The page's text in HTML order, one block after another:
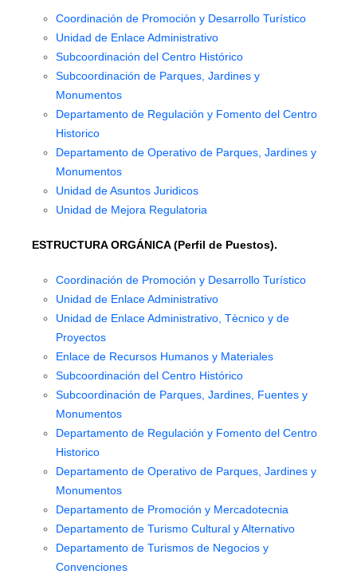
Coordinación de Promoción y Desarrollo Turístico
Unidad de Enlace Administrativo
Subcoordinación del Centro Histórico
Subcoordinación de Parques, Jardines y
Monumentos
Departamento de Regulación y Fomento del Centro
Historico
Departamento de Operativo de Parques, Jardines y
Monumentos
Unidad de Asuntos Juridicos
Unidad de Mejora Regulatoria
ESTRUCTURA ORGÁNICA (Perfil de Puestos).
Coordinación de Promoción y Desarrollo Turístico
Unidad de Enlace Administrativo
Unidad de Enlace Administrativo, Tècnico y de
Proyectos
Enlace de Recursos Humanos y Materiales
Subcoordinación del Centro Histórico
Subcoordinación de Parques, Jardines, Fuentes y
Monumentos
Departamento de Regulación y Fomento del Centro
Historico
Departamento de Operativo de Parques, Jardines y
Monumentos
Departamento de Promoción y Mercadotecnia
Departamento de Turismo Cultural y Alternativo
Departamento de Turismos de Negocios y
Convenciones